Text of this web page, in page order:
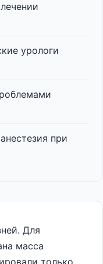
урологи
при
Для
масса
только